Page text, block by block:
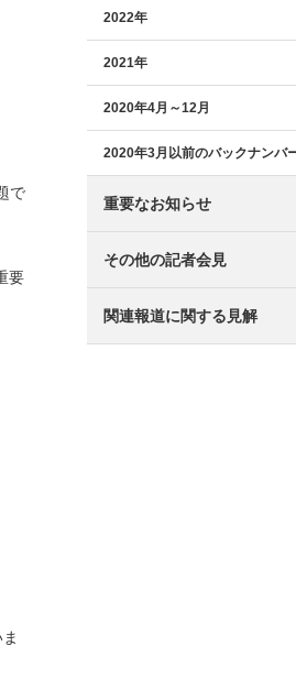
で
要
2022年
2021年
2020年4月～12月
2020年3月以前のバックナンバ
重要なお知らせ
その他の記者会見
関連報道に関する見解